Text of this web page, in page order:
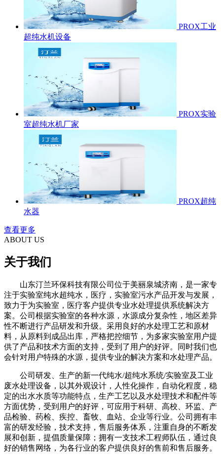
PROX工业
超纯水机设备
PROX实验
室超纯水机厂家
PROX超纯
水器
查看更多
ABOUT US
关于我们
山东汀兰环保科技有限公司位于美丽泉城济南，是一家专
注于实验室纯水超纯水，医疗，实验室污水产品开发与发展，
致力于为实验室，医疗客户提供专业水处理提供系统解决方
案。公司根据实验室的各种水源，水源成分复杂性，地区差异
性不断进行产品研发和升级。采用良好的水处理工艺和原材
料，从原料到成品出库，严格把控细节，为多家实验室用户提
供了产品和技术方面的支持，受到了用户的好评。同时我们也
会针对用户特殊的水源，提供专业的解决方案和水处理产品。
公司研发、生产的新一代纯水/超纯水系统/实验室及工业
废水处理设备，以其外观设计，人性化操作，自动化程度，稳
定的出水水质等功能特点，生产工艺以及水处理技术和配件等
方面优势，受到用户的好评，可应用于科研、高校、环监、产
品检验、药检、疾控、畜牧、血站、企业等行业。公司拥有丰
富的研发经验，技术支持，售后服务体系，注重自身的不断发
展和创新，提倡质量保障；拥有一支技术工程师队伍，通过良
好的销售网络，为各行业的客户提供良好的售前和售后服务。